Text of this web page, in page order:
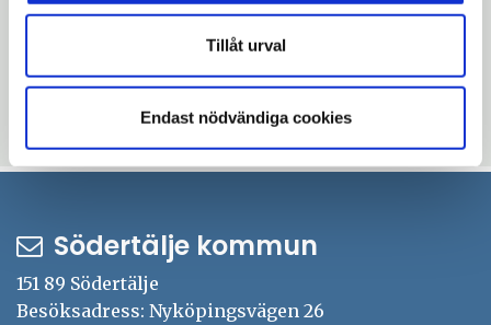
Tillåt urval
Endast nödvändiga cookies
star PROGRAM vecka 25-36
Bokningen för hösten 2026 är öppen 13 april - 25
augusti
Uppdaterad: 2026-08-10
Södertälje kommun
151 89 Södertälje
Besöksadress: Nyköpingsvägen 26